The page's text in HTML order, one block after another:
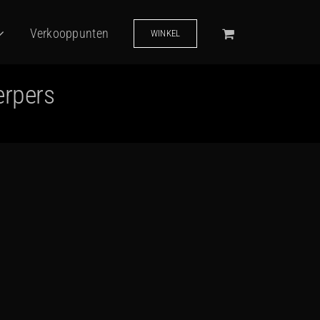
Verkooppunten WINKEL